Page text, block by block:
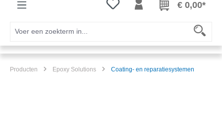
€ 0,00*
Producten Epoxy Solutions Coating- en reparatiesystemen